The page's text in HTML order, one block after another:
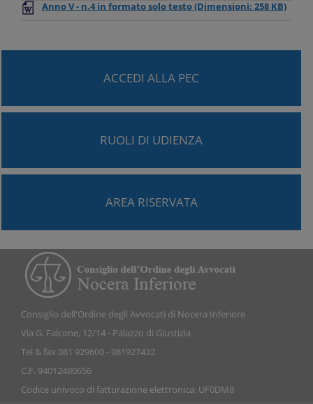
Anno V - n.4 in formato solo testo(Dimensioni: 258 KB)
ACCEDI ALLA PEC
RUOLI DI UDIENZA
AREA RISERVATA
Consiglio dell'Ordine degli Avvocati di Nocera Inferiore
Via G. Falcone, 12/14 - Palazzo di Giustizia
Tel & fax 081 929600 - 081927432
C.F. 94012480656
Codice univoco di fatturazione elettronica: UF0DM8